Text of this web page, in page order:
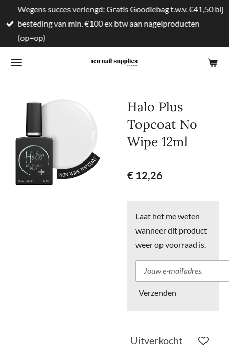
direct
naar
hoofdinhoud
Wegens succes verlengd: Gratis Goodiebag t.w.v. €41,50 bij
besteding van min. €100 ex btw aan nagelproducten
(op=op)
Halo Plus
Topcoat No
Wipe 12ml
€ 12,26
Laat het me weten
wanneer dit product
weer op voorraad is.
Verzenden
Uitverkocht